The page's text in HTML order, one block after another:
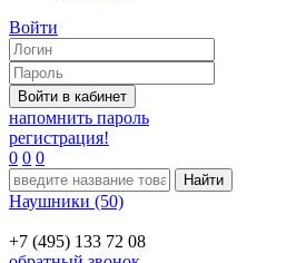
Войти
напомнить пароль
регистрация!
0 0 0
Наушники (50)
+7 (495) 133 72 08